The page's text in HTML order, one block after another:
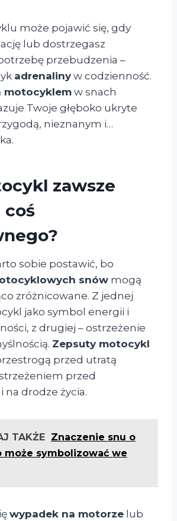
może pojawić się, gdy
lub dostrzegasz
przebudzenia –
adrenaliny w codzienność.
motocyklem w snach
Twoje głęboko ukryte
nieznanym i…
zawsze
coś
sobie postawić, bo
snów mogą
zróżnicowane. Z jednej
jako symbol energii i
z drugiej – ostrzeżenie
Zepsuty motocykl
przed utratą
przed
na drodze życia.
TAKŻE Znaczenie snu o
symbolizować we
wypadek na motorze lub